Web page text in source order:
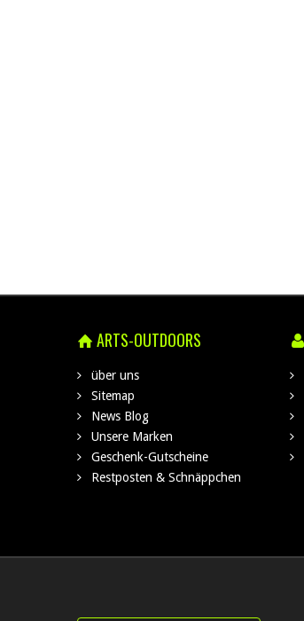
ARTS-OUTDOORS
über uns
Sitemap
News Blog
Unsere Marken
Geschenk-Gutscheine
Restposten & Schnäppchen